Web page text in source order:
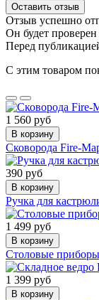
Оставить отзыв
Отзыв успешно
Он будет
Перед
С этим товаром
1 560 руб
В корзину
Сковорода Fire-
390 руб
В корзину
Ручка для
1 499 руб
В корзину
Столовые
1 399 руб
В корзину